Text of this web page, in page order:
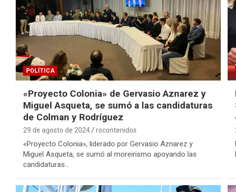
POLÍTICA
«Proyecto Colonia» de Gervasio Aznarez y
Miguel Asqueta, se sumó a las candidaturas
de Colman y Rodríguez
29 de agosto de 2024 rocontenidos
«Proyecto Colonia», liderado por Gervasio Aznarez y
Miguel Asqueta, se sumó al moreirismo apoyando las
candidaturas…